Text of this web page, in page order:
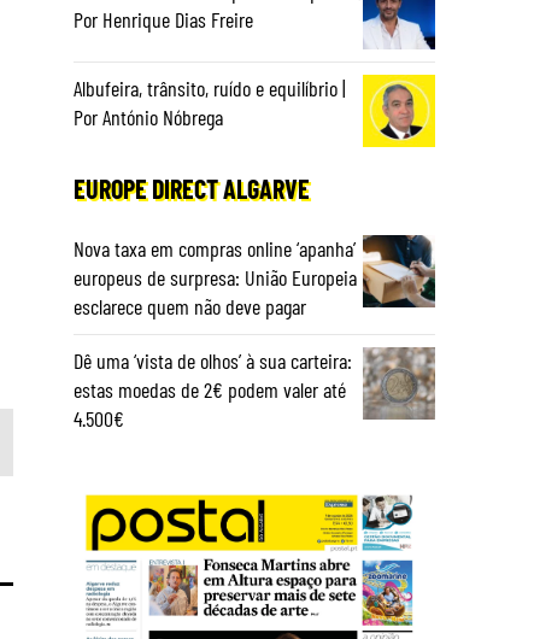
Por Henrique Dias Freire
Albufeira, trânsito, ruído e equilíbrio |
Por António Nóbrega
EUROPE DIRECT ALGARVE
Nova taxa em compras online ‘apanha’
europeus de surpresa: União Europeia
esclarece quem não deve pagar
Dê uma ‘vista de olhos’ à sua carteira:
estas moedas de 2€ podem valer até
4.500€